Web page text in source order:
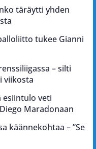
täräytti yhden
tukee Gianni
– silti
viikosta
esiintulo veti
Maradonaan
käännekohtaa – ”Se